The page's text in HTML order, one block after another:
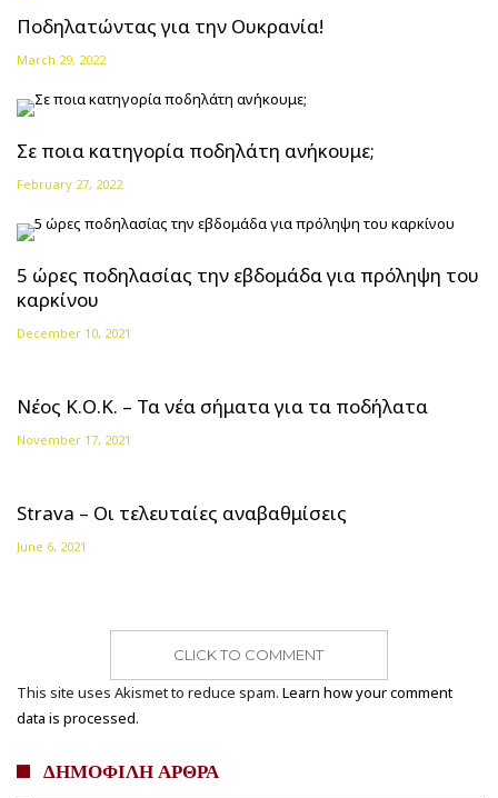
Ποδηλατώντας για την Ουκρανία!
March 29, 2022
Σε ποια κατηγορία ποδηλάτη ανήκουμε;
February 27, 2022
5 ώρες ποδηλασίας την εβδομάδα για πρόληψη του
καρκίνου
December 10, 2021
Νέος Κ.Ο.Κ. – Τα νέα σήματα για τα ποδήλατα
November 17, 2021
Strava – Οι τελευταίες αναβαθμίσεις
June 6, 2021
CLICK TO COMMENT
This site uses Akismet to reduce spam. Learn how your comment
data is processed.
ΔΗΜΟΦΙΛΗ ΑΡΘΡΑ